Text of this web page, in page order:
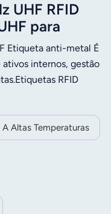
UHF RFID
para
Etiqueta anti-metal É
internos, gestão
RFID
processos especiais,
industriais
Altas Temperaturas